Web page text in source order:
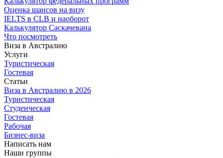
Оценка шансов на визу
IELTS в CLB и наоборот
Калькулятор Саскачевана
Что посмотреть
Виза в Австралию
Услуги
Туристическая
Гостевая
Статьи
Виза в Австралию в 2026
Туристическая
Студенческая
Гостевая
Рабочая
Бизнес-виза
Написать нам
Наши группы